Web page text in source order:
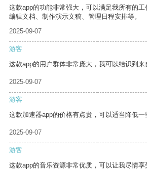
这款app的功能非常强大，可以满足我所有的
编辑文档、制作演示文稿、管理日程安排等。
2025-09-07
游客
这款app的用户群体非常庞大，我可以结识到来
2025-09-07
游客
这款加速器app的价格有点贵，可以适当降低一
2025-09-07
游客
这款app的音乐资源非常优质，可以让我尽情享